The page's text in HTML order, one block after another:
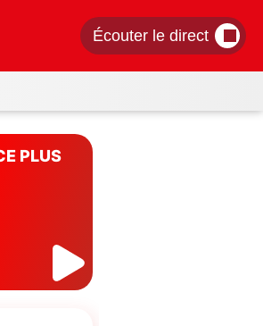
Écouter le direct
PLUS